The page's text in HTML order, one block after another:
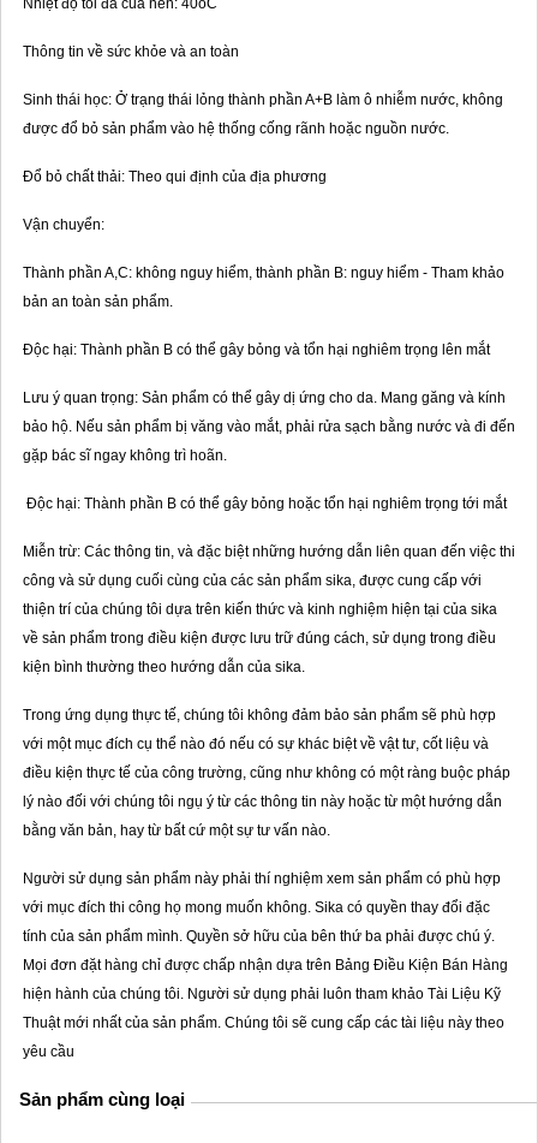
Nhiệt độ tối đa của nền: 40oC
Thông tin về sức khỏe và an toàn
Sinh thái học: Ở trạng thái lỏng thành phần A+B làm ô nhiễm nước, không
được đổ bỏ sản phẩm vào hệ thống cống rãnh hoặc nguồn nước.
Đổ bỏ chất thải: Theo qui định của địa phương
Vận chuyển:
Thành phần A,C: không nguy hiểm, thành phần B: nguy hiểm - Tham khảo
bản an toàn sản phẩm.
Độc hại: Thành phần B có thể gây bỏng và tổn hại nghiêm trọng lên mắt
Lưu ý quan trọng: Sản phẩm có thể gây dị ứng cho da. Mang găng và kính
bảo hộ. Nếu sản phẩm bị văng vào mắt, phải rửa sạch bằng nước và đi đến
gặp bác sĩ ngay không trì hoãn.
Độc hại: Thành phần B có thể gây bỏng hoặc tổn hại nghiêm trọng tới mắt
Miễn trừ: Các thông tin, và đặc biệt những hướng dẫn liên quan đến việc thi
công và sử dụng cuối cùng của các sản phẩm sika, được cung cấp với
thiện trí của chúng tôi dựa trên kiến thức và kinh nghiệm hiện tại của sika
về sản phẩm trong điều kiện được lưu trữ đúng cách, sử dụng trong điều
kiện bình thường theo hướng dẫn của sika.
Trong ứng dụng thực tế, chúng tôi không đảm bảo sản phẩm sẽ phù hợp
với một mục đích cụ thể nào đó nếu có sự khác biệt về vật tư, cốt liệu và
điều kiện thực tế của công trường, cũng như không có một ràng buộc pháp
lý nào đối với chúng tôi ngụ ý từ các thông tin này hoặc từ một hướng dẫn
bằng văn bản, hay từ bất cứ một sự tư vấn nào.
Người sử dụng sản phẩm này phải thí nghiệm xem sản phẩm có phù hợp
với mục đích thi công họ mong muốn không. Sika có quyền thay đổi đặc
tính của sản phẩm mình. Quyền sở hữu của bên thứ ba phải được chú ý.
Mọi đơn đặt hàng chỉ được chấp nhận dựa trên Bảng Điều Kiện Bán Hàng
hiện hành của chúng tôi. Người sử dụng phải luôn tham khảo Tài Liệu Kỹ
Thuật mới nhất của sản phẩm. Chúng tôi sẽ cung cấp các tài liệu này theo
yêu cầu
Sản phẩm cùng loại